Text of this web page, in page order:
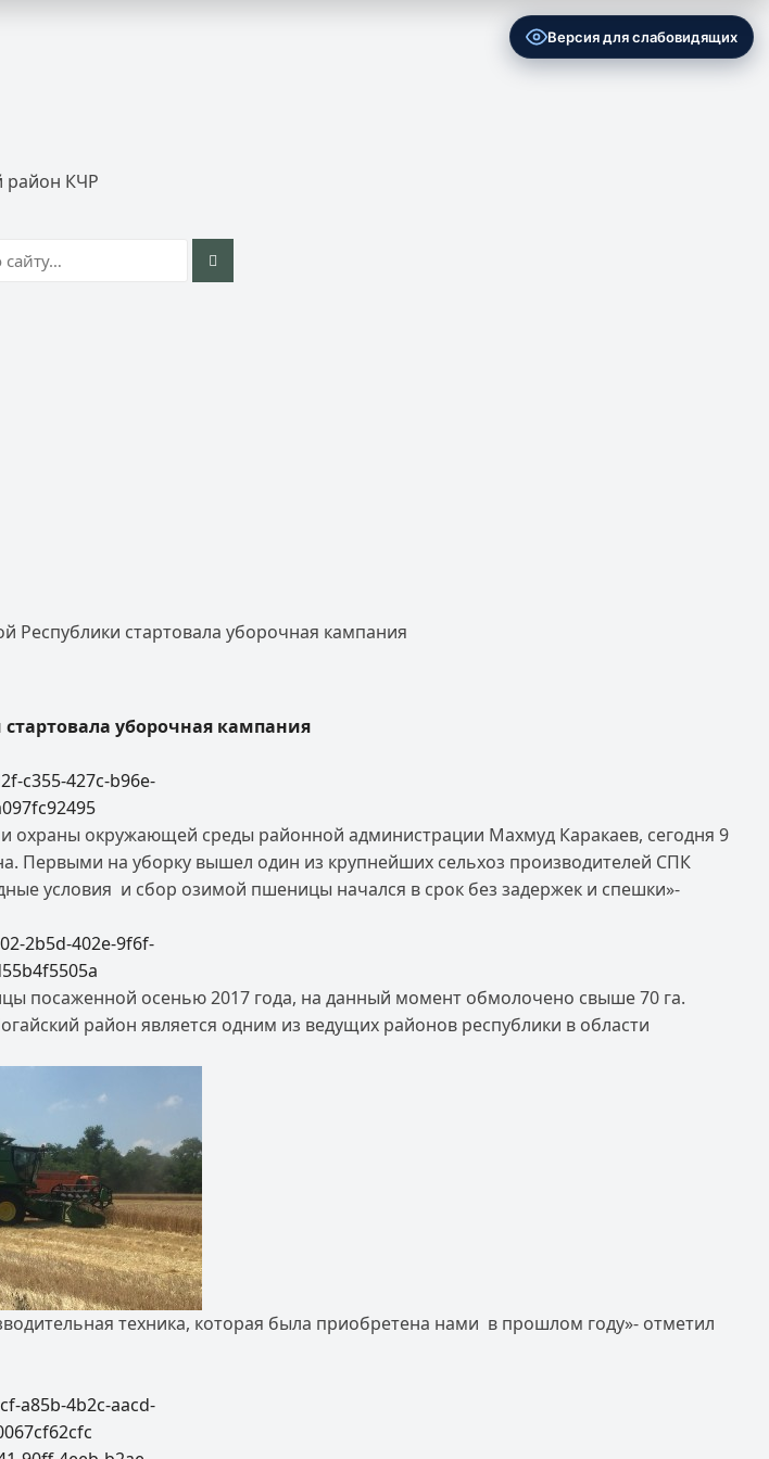
район КЧР
Республики стартовала уборочная кампания
уборочная кампания
охраны окружающей среды районной администрации Махмуд Каракаев, сегодня 9
Первыми на уборку вышел один из крупнейших сельхоз производителей СПК
условия и сбор озимой пшеницы начался в срок без задержек и спешки»-
посаженной осенью 2017 года, на данный момент обмолочено свыше 70 га.
район является одним из ведущих районов республики в области
техника, которая была приобретена нами в прошлом году»- отметил
Версия для слабовидящих